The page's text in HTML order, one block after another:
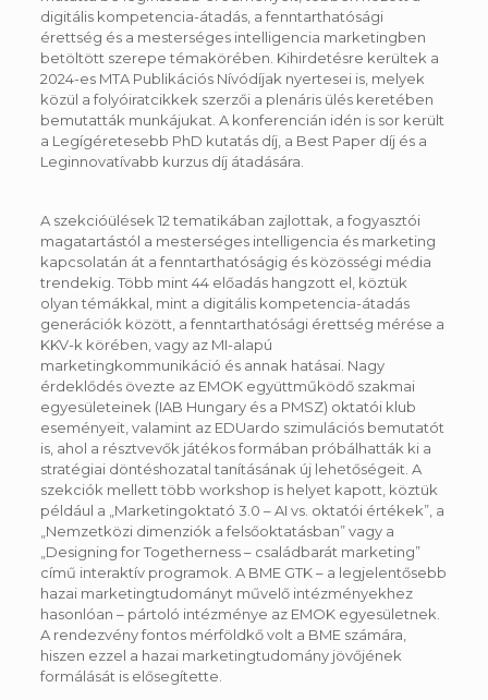
digitális kompetencia-átadás, a fenntarthatósági
érettség és a mesterséges intelligencia marketingben
betöltött szerepe témakörében. Kihirdetésre kerültek a
2024-es MTA Publikációs Nívódíjak nyertesei is, melyek
közül a folyóiratcikkek szerzői a plenáris ülés keretében
bemutatták munkájukat. A konferencián idén is sor került
a Legígéretesebb PhD kutatás díj, a Best Paper díj és a
Leginnovatívabb kurzus díj átadására.
A szekcióülések 12 tematikában zajlottak, a fogyasztói
magatartástól a mesterséges intelligencia és marketing
kapcsolatán át a fenntarthatóságig és közösségi média
trendekig. Több mint 44 előadás hangzott el, köztük
olyan témákkal, mint a digitális kompetencia-átadás
generációk között, a fenntarthatósági érettség mérése a
KKV-k körében, vagy az MI-alapú
marketingkommunikáció és annak hatásai. Nagy
érdeklődés övezte az EMOK együttműködő szakmai
egyesületeinek (IAB Hungary és a PMSZ) oktatói klub
eseményeit, valamint az EDUardo szimulációs bemutatót
is, ahol a résztvevők játékos formában próbálhatták ki a
stratégiai döntéshozatal tanításának új lehetőségeit. A
szekciók mellett több workshop is helyet kapott, köztük
például a „Marketingoktató 3.0 – AI vs. oktatói értékek”, a
„Nemzetközi dimenziók a felsőoktatásban” vagy a
„Designing for Togetherness – családbarát marketing”
című interaktív programok. A BME GTK – a legjelentősebb
hazai marketingtudományt művelő intézményekhez
hasonlóan – pártoló intézménye az EMOK egyesületnek.
A rendezvény fontos mérföldkő volt a BME számára,
hiszen ezzel a hazai marketingtudomány jövőjének
formálását is elősegítette.